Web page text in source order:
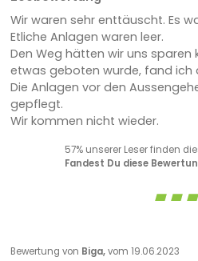
Wir waren sehr enttäuscht. Es
Etliche Anlagen waren leer.
Den Weg hätten wir uns sparen
etwas geboten wurde, fand ich
Die Anlagen vor den
gepflegt.
Wir kommen nicht wieder.
57% unserer Leser finden
Fandest Du diese
Bewertung von Biga,vom 19.06.2023